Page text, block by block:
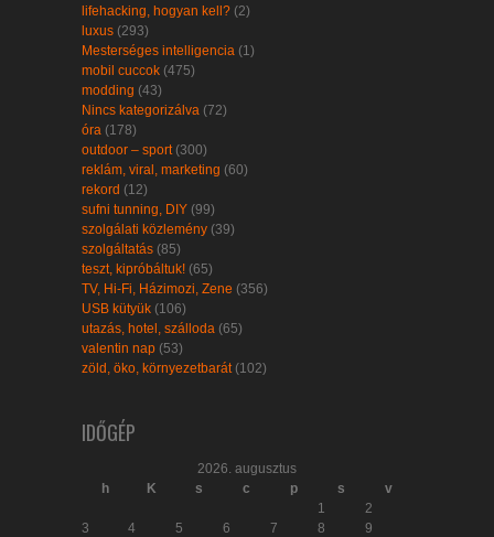
lifehacking, hogyan kell? (2)
luxus (293)
Mesterséges intelligencia (1)
mobil cuccok (475)
modding (43)
Nincs kategorizálva (72)
óra (178)
outdoor – sport (300)
reklám, viral, marketing (60)
rekord (12)
sufni tunning, DIY (99)
szolgálati közlemény (39)
szolgáltatás (85)
teszt, kipróbáltuk! (65)
TV, Hi-Fi, Házimozi, Zene (356)
USB kütyük (106)
utazás, hotel, szálloda (65)
valentin nap (53)
zöld, öko, környezetbarát (102)
IDŐGÉP
2026. augusztus
h
K s c p s
v
1
2
3
4 5 6 7 8
9